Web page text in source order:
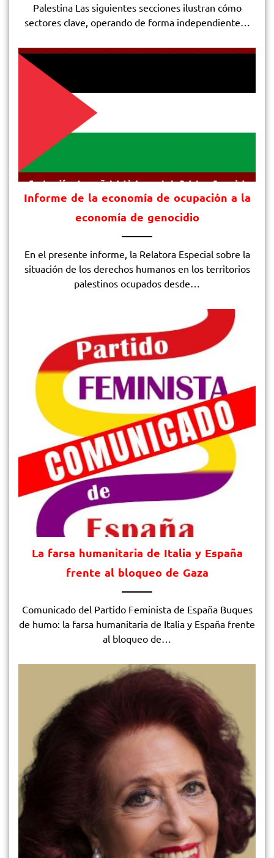
Palestina Las siguientes secciones ilustran cómo
sectores clave, operando de forma independiente…
Informe de la economía de ocupación a la
economía de genocidio
En el presente informe, la Relatora Especial sobre la
situación de los derechos humanos en los territorios
palestinos ocupados desde…
La farsa humanitaria de Italia y España
frente al bloqueo de Gaza
Comunicado del Partido Feminista de España Buques
de humo: la farsa humanitaria de Italia y España frente
al bloqueo de…